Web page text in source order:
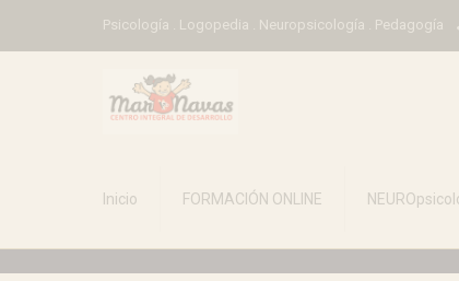
Psicología . Logopedia . Neuropsicología . Pedagogía
Inicio FORMACIÓN ONLINE